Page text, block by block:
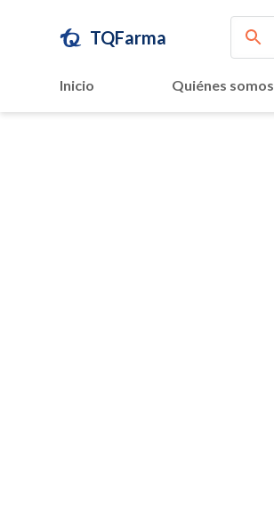
TQFarma
Inicio Quiénes somos